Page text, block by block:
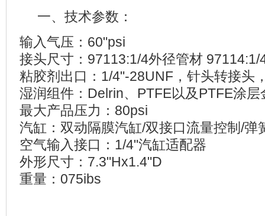
一、技术参数：
输入气压：60"psi
接头尺寸：97113:1/4外径管材 97114:1/
粘胶剂出口：1/4"-28UNF，针头转接头
湿润组件：Delrin、PTFE以及PTFE涂层
最大产品压力：80psi
汽缸：双动隔膜汽缸/双接口流量控制/弹
空气输入接口：1/4"汽缸适配器
外形尺寸：7.3"Hx1.4"D
重量：075ibs